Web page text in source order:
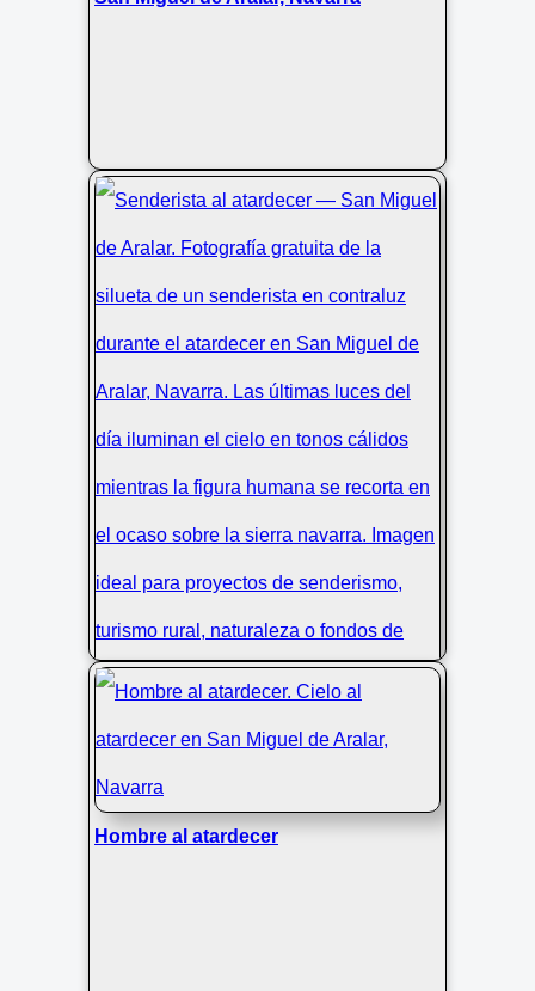
Senderista al atardecer — San Miguel
de Aralar
Hombre al atardecer